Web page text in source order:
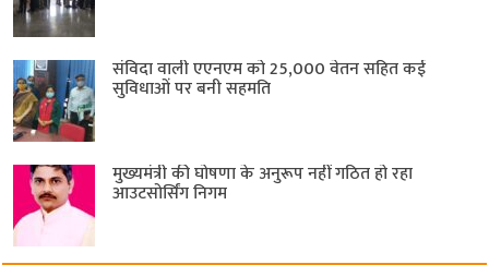
संविदा वाली एएनएम को 25,000 वेतन सहित कई
सुविधाओं पर बनी सहमति
मुख्यमंत्री की घोषणा के अनुरूप नहीं गठित हो रहा
आउटसोर्सिंग निगम